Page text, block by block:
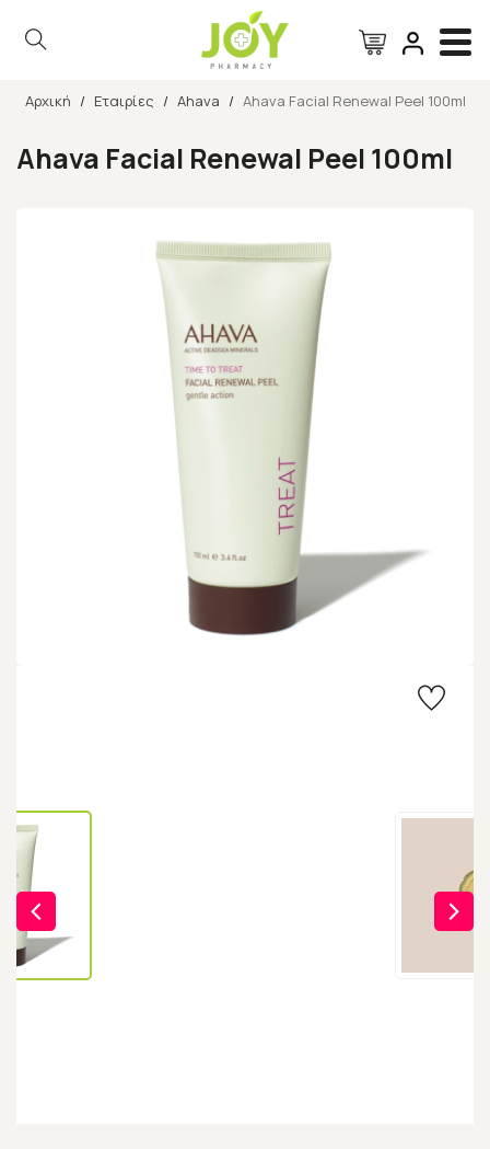
Αρχική / Εταιρίες / Ahava / Ahava Facial Renewal Peel 100ml
Ahava Facial Renewal Peel 100ml